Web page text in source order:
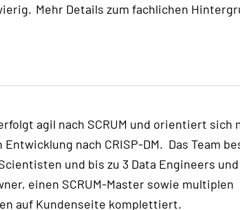
Mehr Details zum fachlichen
agil nach SCRUM und orientiert sich
nach CRISP-DM. Das Team
en und bis zu 3 Data Engineers und
einen SCRUM-Master sowie multiplen
auf Kundenseite komplettiert.